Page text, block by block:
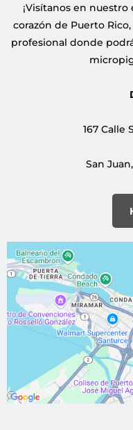
¡Visítanos en
corazón de Puerto
profesional donde
167 Calle
San